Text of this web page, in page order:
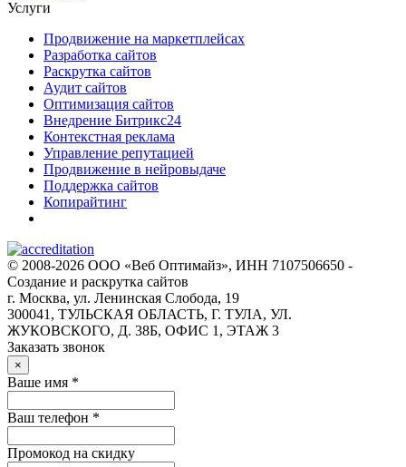
Услуги
Продвижение на маркетплейсах
Разработка сайтов
Раскрутка сайтов
Аудит сайтов
Оптимизация сайтов
Внедрение Битрикс24
Контекстная реклама
Управление репутацией
Продвижение в нейровыдаче
Поддержка сайтов
Копирайтинг
© 2008-2026 ООО «Веб Оптимайз», ИНН 7107506650 -
Создание и раскрутка сайтов
г. Москва, ул. Ленинская Слобода, 19
300041, ТУЛЬСКАЯ ОБЛАСТЬ, Г. ТУЛА, УЛ.
ЖУКОВСКОГО, Д. 38Б, ОФИС 1, ЭТАЖ 3
Заказать звонок
×
Ваше имя *
Ваш телефон *
Промокод на скидку